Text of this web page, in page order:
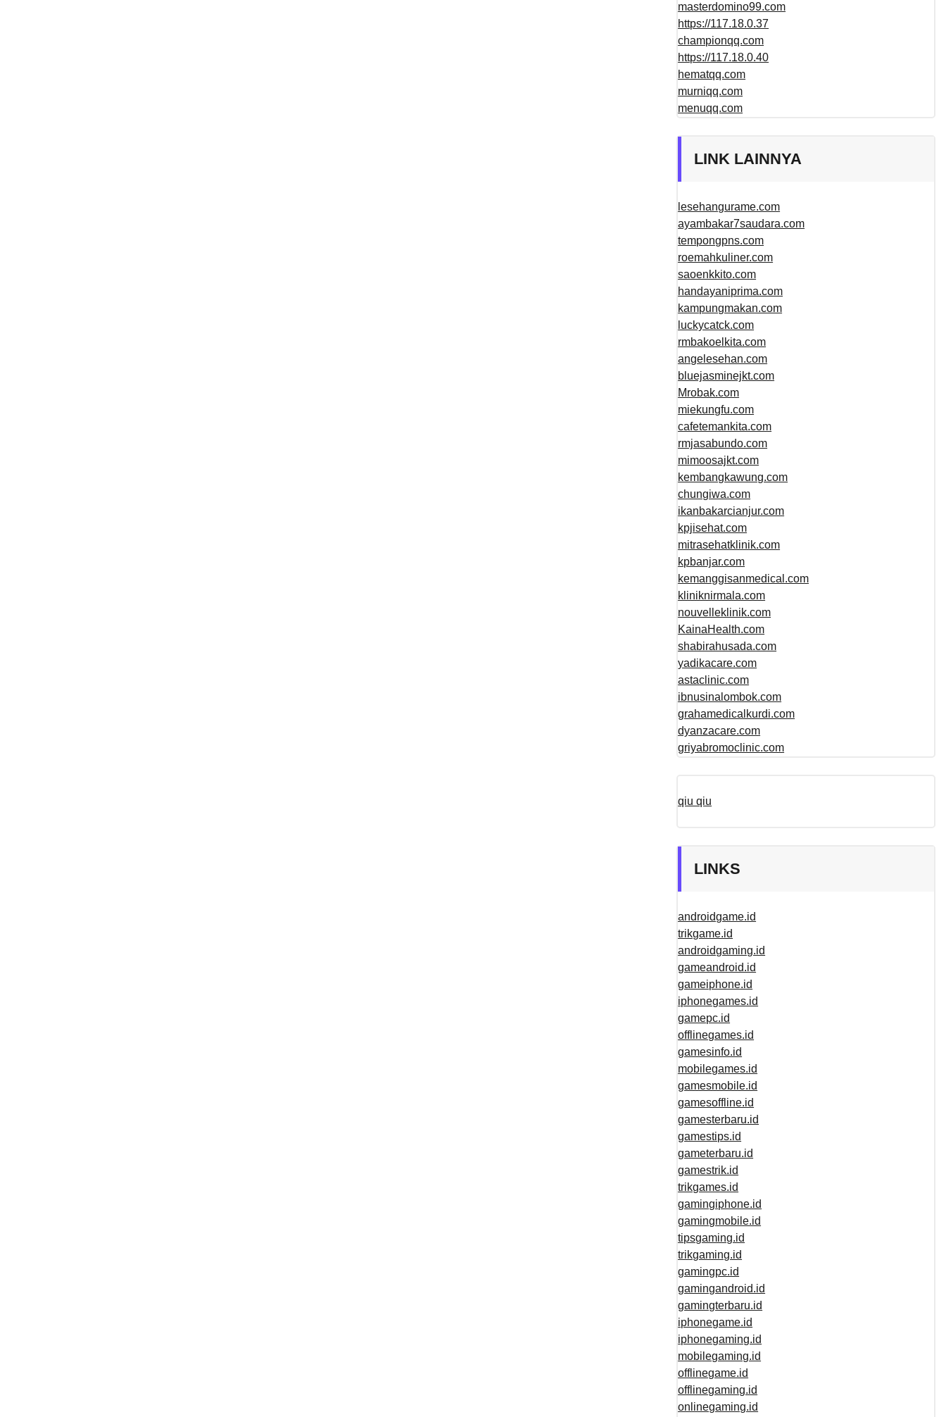
masterdomino99.com
https://117.18.0.37
championqq.com
https://117.18.0.40
hematqq.com
murniqq.com
menuqq.com
LINK LAINNYA
lesehangurame.com
ayambakar7saudara.com
tempongpns.com
roemahkuliner.com
saoenkkito.com
handayaniprima.com
kampungmakan.com
luckycatck.com
rmbakoelkita.com
angelesehan.com
bluejasminejkt.com
Mrobak.com
miekungfu.com
cafetemankita.com
rmjasabundo.com
mimoosajkt.com
kembangkawung.com
chungiwa.com
ikanbakarcianjur.com
kpjisehat.com
mitrasehatklinik.com
kpbanjar.com
kemanggisanmedical.com
kliniknirmala.com
nouvelleklinik.com
KainaHealth.com
shabirahusada.com
yadikacare.com
astaclinic.com
ibnusinalombok.com
grahamedicalkurdi.com
dyanzacare.com
griyabromoclinic.com
qiu qiu
LINKS
androidgame.id
trikgame.id
androidgaming.id
gameandroid.id
gameiphone.id
iphonegames.id
gamepc.id
offlinegames.id
gamesinfo.id
mobilegames.id
gamesmobile.id
gamesoffline.id
gamesterbaru.id
gamestips.id
gameterbaru.id
gamestrik.id
trikgames.id
gamingiphone.id
gamingmobile.id
tipsgaming.id
trikgaming.id
gamingpc.id
gamingandroid.id
gamingterbaru.id
iphonegame.id
iphonegaming.id
mobilegaming.id
offlinegame.id
offlinegaming.id
onlinegaming.id